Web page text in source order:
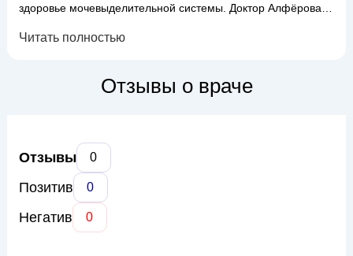
здоровье мочевыделительной системы. Доктор Алфёрова
урологических заболеваний, включая инфекции
другие патологии. В своей практике Екатерина Ни...
Читать полностью
Отзывы о враче
Отзывы 0
Позитив 0
Негатив 0